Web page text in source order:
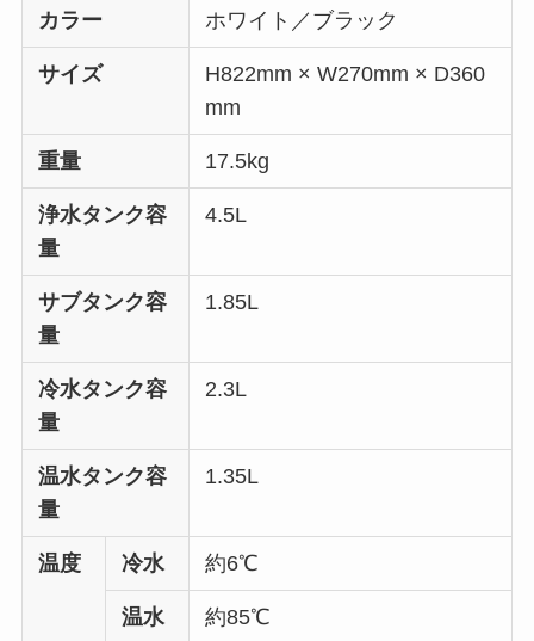
カラー ホワイト／ブラック
サイズ
H822mm × W270mm × D360
mm
重量 17.5kg
浄水タンク容
量
4.5L
サブタンク容
量
1.85L
冷水タンク容
量
2.3L
温水タンク容
量
1.35L
温度 冷水 約6℃
温水 約85℃